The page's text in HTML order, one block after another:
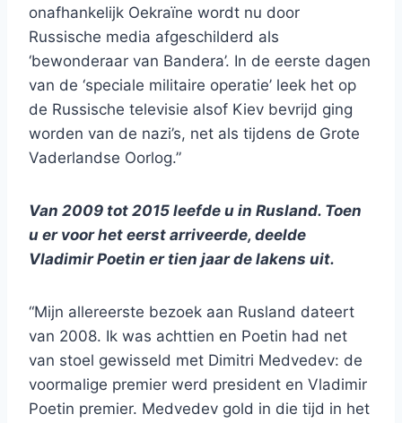
onafhankelijk Oekraïne wordt nu door
Russische media afgeschilderd als
‘bewonderaar van Bandera’. In de eerste dagen
van de ‘speciale militaire operatie’ leek het op
de Russische televisie alsof Kiev bevrijd ging
worden van de nazi’s, net als tijdens de Grote
Vaderlandse Oorlog.”
Van 2009 tot 2015 leefde u in Rusland. Toen
u er voor het eerst arriveerde, deelde
Vladimir Poetin er tien jaar de lakens uit.
“Mijn allereerste bezoek aan Rusland dateert
van 2008. Ik was achttien en Poetin had net
van stoel gewisseld met Dimitri Medvedev: de
voormalige premier werd president en Vladimir
Poetin premier. Medvedev gold in die tijd in het